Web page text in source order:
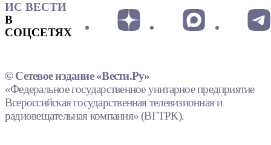
ИС ВЕСТИ
В
СОЦСЕТЯХ
© Сетевое издание «Вести.Ру»
«Федеральное государственное унитарное предприятие
Всероссийская государственная телевизионная и
радиовещательная компания» (ВГТРК).